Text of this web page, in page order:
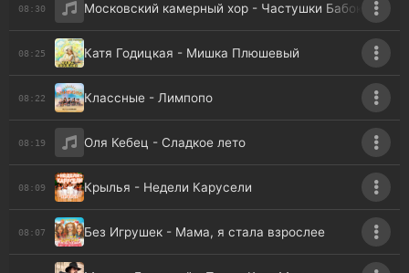
08:30 Московский камерный хор - Частушки Бабок-Ёжек
08:25 Катя Годицкая - Мишка Плюшевый
08:22 Классные - Лимпопо
08:19 Оля Кебец - Сладкое лето
08:09 Крылья - Недели Карусели
08:07 Без Игрушек - Мама, я стала взрослее